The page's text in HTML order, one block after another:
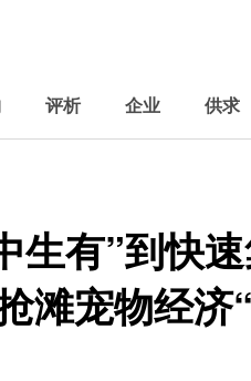
评析 企业 供求
生有”到快
滩宠物经济